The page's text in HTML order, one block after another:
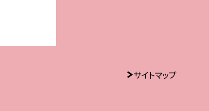
サイトマップ